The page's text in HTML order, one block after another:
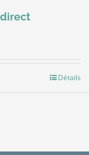
Détails